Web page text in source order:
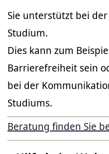
Sie unterstützt bei
Studium.
Dies kann zum
Barrierefreiheit sein
bei der
Studiums.
Beratung finden Sie